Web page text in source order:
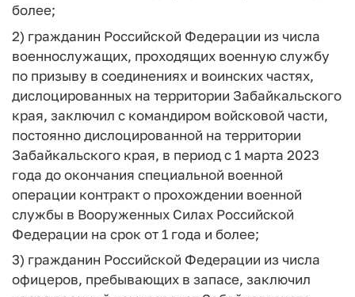
более;
2) гражданин Российской Федерации из числа
военнослужащих, проходящих военную службу
по призыву в соединениях и воинских частях,
дислоцированных на территории Забайкальского
края, заключил с командиром войсковой части,
постоянно дислоцированной на территории
Забайкальского края, в период с 1 марта 2023
года до окончания специальной военной
операции контракт о прохождении военной
службы в Вооруженных Силах Российской
Федерации на срок от 1 года и более;
3) гражданин Российской Федерации из числа
офицеров, пребывающих в запасе, заключил